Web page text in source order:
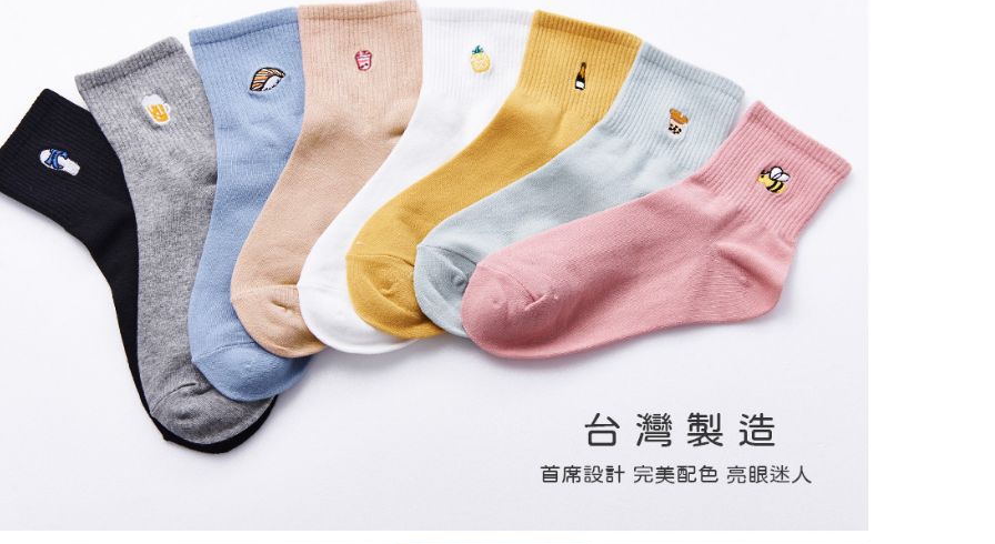
付款後7-11取貨
每筆NT$80，滿NT$859(含以上)免運費
宅配
每筆NT$85，滿NT$859(含以上)免運費